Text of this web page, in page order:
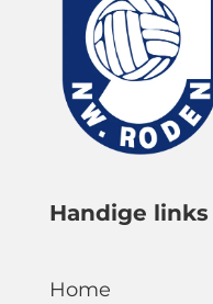
Handige links
Home